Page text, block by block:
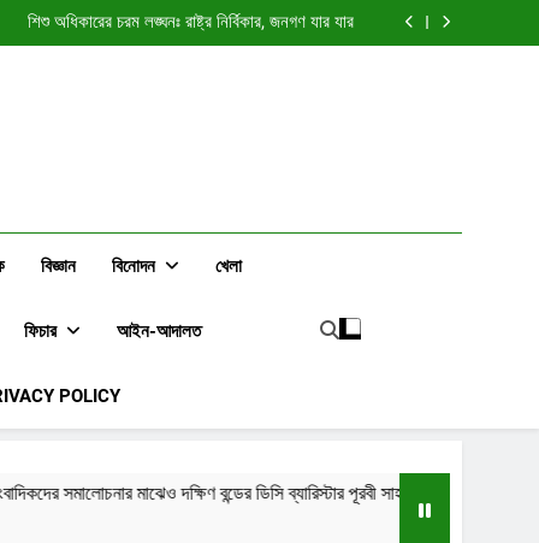
শিশু অধিকারের চরম লঙ্ঘনঃ রাষ্ট্র নির্বিকার, জনগণ যার যার
সমালোচনার মাঝেও দক্ষিণ বন্ডের ডিসি ব্যারিস্টার পূরবী
সমালোচনার মাঝেও দক্ষিণ বন্ডের ডিসি ব্যারিস্টার পূরবী
বিজ্ঞান বিনোদন খেলা
ফিচার আইন-আদালত
POLICY
বন্ডের ডিসি ব্যারিস্টার পূরবী সাহাকে নিয়ে বেশিরভাগ মতামতই ইতিবাচক